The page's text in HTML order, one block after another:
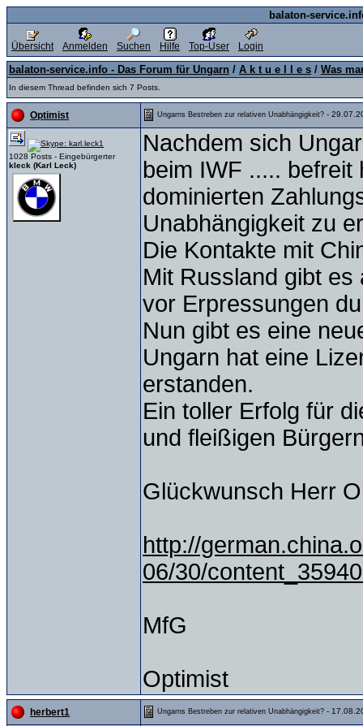
balaton-
Übersicht Anmelden Suchen Hilfe Top-User Login
balaton-service.info - Das Forum für Ungarn / A k t u e l l e s / Was
In diesem Thread befinden sich 7 Posts.
Optimist Ungarns Bestreben zur relativen Unabhängigkeit? -
1028 Posts - Eingebürgerter
kleck (Karl Leck)
Nachdem sich
beim IWF .....
dominierten
Unabhängigkeit zu
Die Kontakte mit
Mit Russland gibt
vor Erpressungen
Nun gibt es eine
Ungarn hat eine
erstanden.
Ein toller Erfolg für
und fleißigen
Glückwunsch Herr
http://
06/30/
MfG
Optimist
herbert1 Ungarns Bestreben zur relativen Unabhängigkeit? -